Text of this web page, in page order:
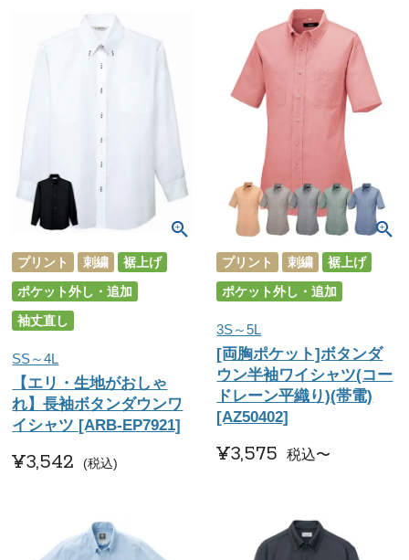
プリント 刺繍
裾上げ
ポケット外し・追加
袖丈直し
SS～4L
【エリ・生地がおしゃ
れ】長袖ボタンダウンワ
イシャツ [ARB-EP7921]
¥3,542 税込
プリント 刺繍
裾上げ
ポケット外し・追加
3S～5L
[両胸ポケット]ボタンダ
ウン半袖ワイシャツ(コー
ドレーン平織り)(帯電)
[AZ50402]
¥3,575 税込〜